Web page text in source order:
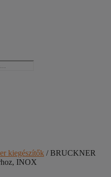
kiegészítők / BRUCKNER
INOX